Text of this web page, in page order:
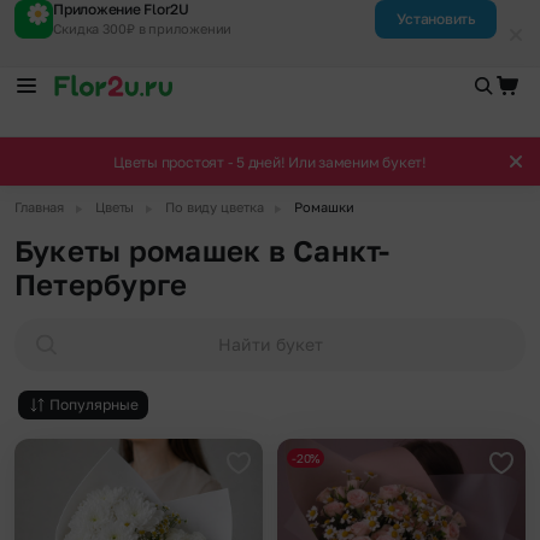
Приложение Flor2U
Скидка 300₽ в приложении
Установить
Цветы простоят - 5 дней! Или заменим букет!
Главная Цветы По виду цветка Ромашки
Букеты ромашек в Санкт-
Петербурге
Найти букет
Популярные
Добавить в избранное
-20%